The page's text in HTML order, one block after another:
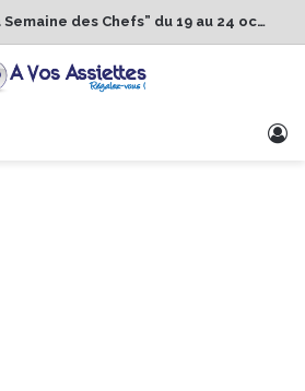
1er Édition de “La Semaine des Chefs” du 19 au 24 octobre 2026